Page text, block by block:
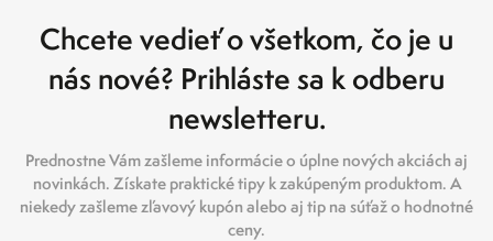
Chcete vedieť o všetkom, čo je u
nás nové? Prihláste sa k odberu
newsletteru.
Prednostne Vám zašleme informácie o úplne nových akciách aj
novinkách. Získate praktické tipy k zakúpeným produktom. A
niekedy zašleme zľavový kupón alebo aj tip na súťaž o hodnotné
ceny.